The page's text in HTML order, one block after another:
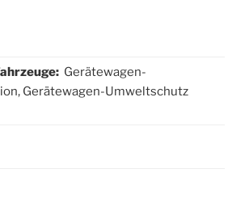
Gerätewagen-
Gerätewagen-Umweltschutz